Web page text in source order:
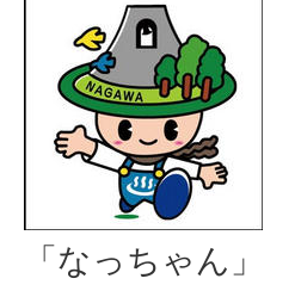
「なっちゃん」